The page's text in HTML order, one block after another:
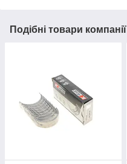
Подібні товари компанії